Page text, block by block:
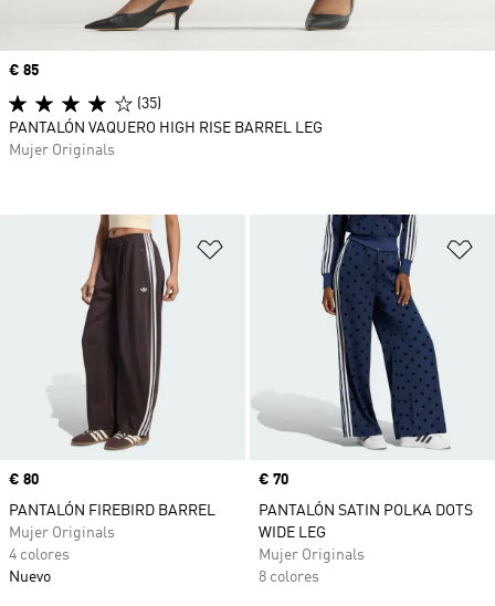
Añadir a la lista de deseos
Precio
€ 80
PANTALÓN FIREBIRD BARREL
Mujer Originals
4 colores
Nuevo
Precio
€ 70
PANTALÓN SATIN POLKA DOTS
WIDE LEG
Mujer Originals
8 colores
Precio
€ 85
(35)
PANTALÓN VAQUERO HIGH RISE BARREL LEG
Mujer Originals